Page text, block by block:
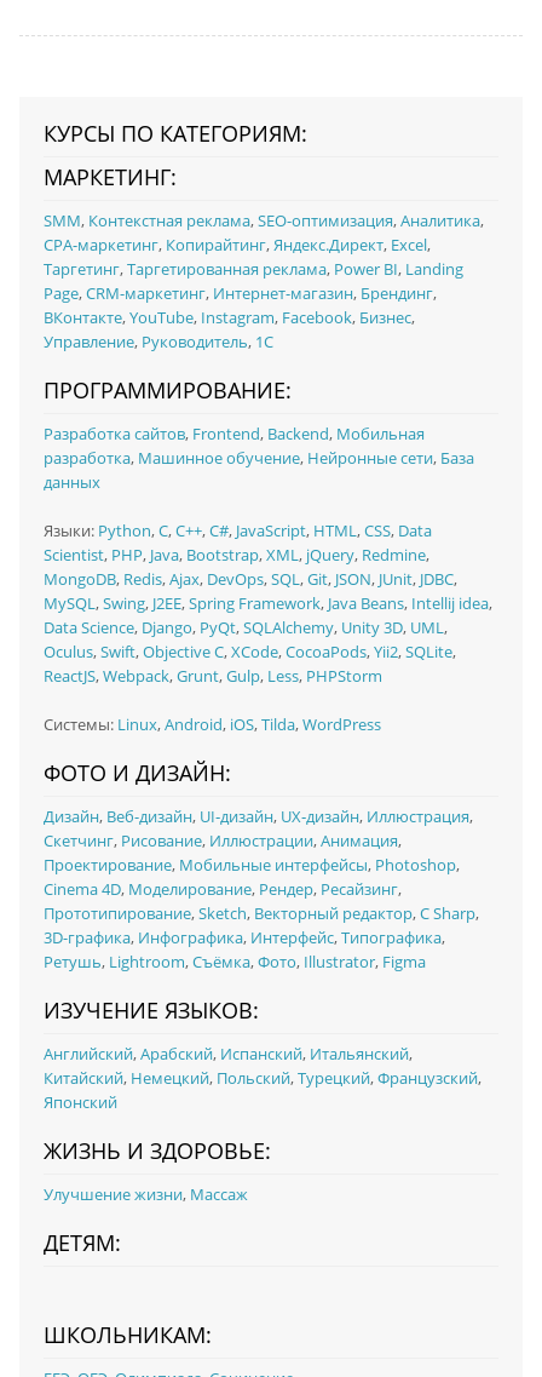
КУРСЫ ПО КАТЕГОРИЯМ:
МАРКЕТИНГ:
SMM, Контекстная реклама,SEO-оптимизация,Аналитика,
CPA-маркетинг, Копирайтинг,Яндекс.Директ, Excel,
Таргетинг,Таргетированная реклама, Power BI, Landing
Page,CRM-маркетинг, Интернет-магазин, Брендинг,
ВКонтакте,YouTube, Instagram, Facebook, Бизнес,
Управление, Руководитель, 1C
ПРОГРАММИРОВАНИЕ:
Разработка сайтов, Frontend, Backend, Мобильная
разработка, Машинное обучение, Нейронные сети, База
данных
Языки: Python,C,C++,C#, JavaScript, HTML,CSS, Data
Scientist, PHP, Java, Bootstrap,XML, jQuery, Redmine,
MongoDB, Redis,Ajax, DevOps,SQL,Git, JSON, JUnit, JDBC,
MySQL,Swing, J2EE,Spring Framework, Java Beans, Intellij idea,
Data Science, Django, PyQt,SQLAlchemy, Unity 3D, UML,
Oculus,Swift,Objective C,XCode,CocoaPods,Yii2,SQLite,
ReactJS,Webpack,Grunt,Gulp, Less, PHPStorm
Системы: Linux,Android, iOS,Tilda,WordPress
ФОТО И ДИЗАЙН:
Дизайн, Веб-дизайн, UI‑дизайн, UX‑дизайн, Иллюстрация,
Скетчинг, Рисование, Иллюстрации,Анимация,
Проектирование, Мобильные интерфейсы, Photoshop,
Cinema 4D, Моделирование, Рендер, Ресайзинг,
Прототипирование,Sketch, Векторный редактор,C Sharp,
3D-графика, Инфографика, Интерфейс,Типографика,
Ретушь, Lightroom,Съёмка,Фото, Illustrator, Figma
ИЗУЧЕНИЕ ЯЗЫКОВ:
Английский,Арабский, Испанский, Итальянский,
Китайский, Немецкий, Польский,Турецкий,Французский,
Японский
ЖИЗНЬ И ЗДОРОВЬЕ:
Улучшение жизни, Массаж
ДЕТЯМ:
ШКОЛЬНИКАМ: